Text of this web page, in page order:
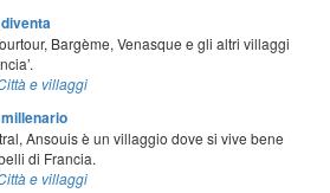
Bargème, Venasque e gli altri villaggi
e villaggi
Ansouis è un villaggio dove si vive bene
di Francia.
e villaggi